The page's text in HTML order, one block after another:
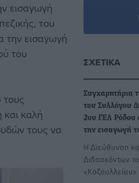
εισαγωγή
του
την εισαγωγή
του
και καλή
τους να
ΣΧΕΤΙΚΆ
Συγχαρητήρια
του Συλλόγου
2ου ΓΕΛ Ρόδου
την εισαγωγή
Η Διεύθυνση
Διδασκόντων